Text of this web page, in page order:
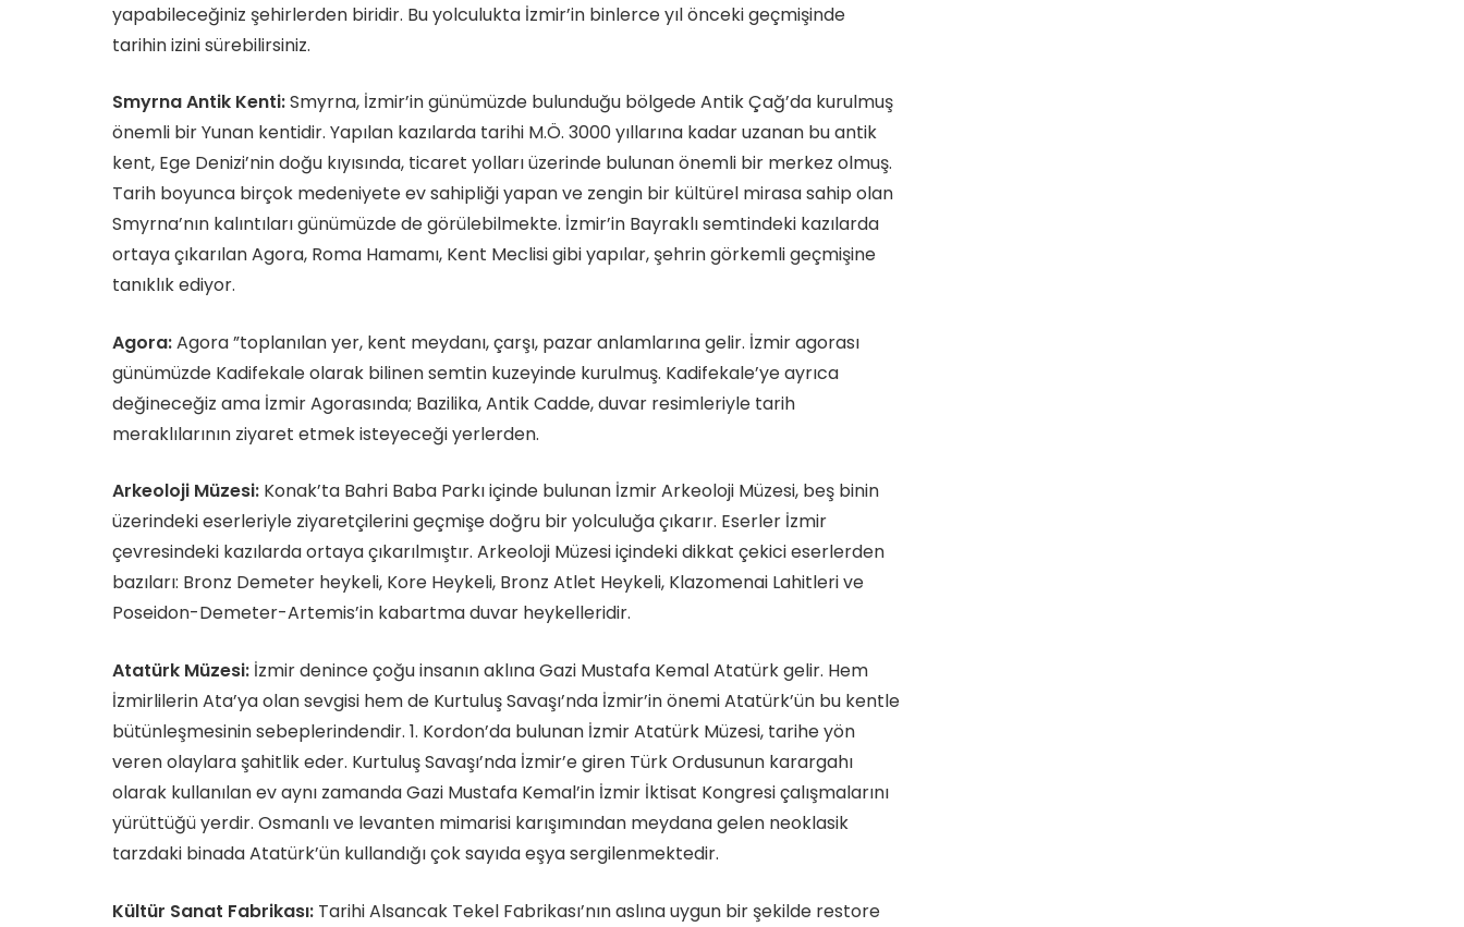
yapabileceğiniz şehirlerden biridir. Bu yolculukta İzmir’in binlerce yıl önceki geçmişinde
tarihin izini sürebilirsiniz.
Smyrna Antik Kenti:Smyrna, İzmir’in günümüzde bulunduğu bölgede Antik Çağ’da kurulmuş
önemli bir Yunan kentidir. Yapılan kazılarda tarihi M.Ö. 3000 yıllarına kadar uzanan bu antik
kent, Ege Denizi’nin doğu kıyısında, ticaret yolları üzerinde bulunan önemli bir merkez olmuş.
Tarih boyunca birçok medeniyete ev sahipliği yapan ve zengin bir kültürel mirasa sahip olan
Smyrna’nın kalıntıları günümüzde de görülebilmekte. İzmir’in Bayraklı semtindeki kazılarda
ortaya çıkarılan Agora, Roma Hamamı, Kent Meclisi gibi yapılar, şehrin görkemli geçmişine
tanıklık ediyor.
Agora:Agora ”toplanılan yer, kent meydanı, çarşı, pazar anlamlarına gelir. İzmir agorası
günümüzde Kadifekale olarak bilinen semtin kuzeyinde kurulmuş. Kadifekale’ye ayrıca
değineceğiz ama İzmir Agorasında; Bazilika, Antik Cadde, duvar resimleriyle tarih
meraklılarının ziyaret etmek isteyeceği yerlerden.
Arkeoloji Müzesi: Konak’ta Bahri Baba Parkı içinde bulunan İzmir Arkeoloji Müzesi, beş binin
üzerindeki eserleriyle ziyaretçilerini geçmişe doğru bir yolculuğa çıkarır. Eserler İzmir
çevresindeki kazılarda ortaya çıkarılmıştır. Arkeoloji Müzesi içindeki dikkat çekici eserlerden
bazıları: Bronz Demeter heykeli, Kore Heykeli, Bronz Atlet Heykeli, Klazomenai Lahitleri ve
Poseidon-Demeter-Artemis’in kabartma duvar heykelleridir.
Atatürk Müzesi: İzmir denince çoğu insanın aklına Gazi Mustafa Kemal Atatürk gelir. Hem
İzmirlilerin Ata’ya olan sevgisi hem de Kurtuluş Savaşı’nda İzmir’in önemi Atatürk’ün bu kentle
bütünleşmesinin sebeplerindendir. 1. Kordon’da bulunan İzmir Atatürk Müzesi, tarihe yön
veren olaylara şahitlik eder. Kurtuluş Savaşı’nda İzmir’e giren Türk Ordusunun karargahı
olarak kullanılan ev aynı zamanda Gazi Mustafa Kemal’in İzmir İktisat Kongresi çalışmalarını
yürüttüğü yerdir. Osmanlı ve levanten mimarisi karışımından meydana gelen neoklasik
tarzdaki binada Atatürk’ün kullandığı çok sayıda eşya sergilenmektedir.
Kültür Sanat Fabrikası: Tarihi Alsancak Tekel Fabrikası’nın aslına uygun bir şekilde restore